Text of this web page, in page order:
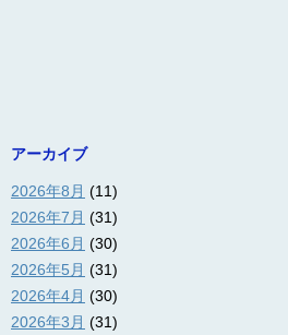
アーカイブ
2026年8月 (11)
2026年7月 (31)
2026年6月 (30)
2026年5月 (31)
2026年4月 (30)
2026年3月 (31)